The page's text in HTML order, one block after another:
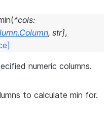
(*cols:
, str],
numeric columns.
to calculate min for.